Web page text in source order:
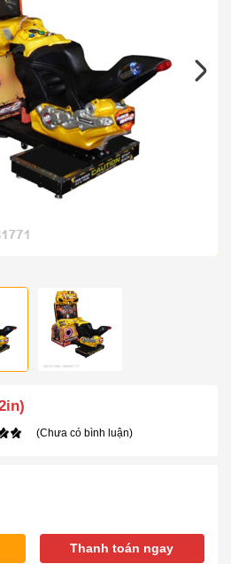
(Chưa có bình luận)
Thanh toán ngay